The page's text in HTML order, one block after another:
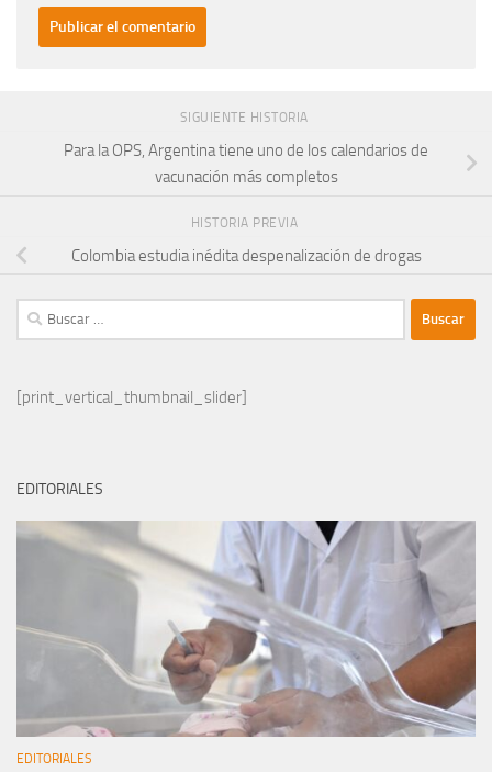
SIGUIENTE HISTORIA
Para la OPS, Argentina tiene uno de los calendarios de
vacunación más completos
HISTORIA PREVIA
Colombia estudia inédita despenalización de drogas
Buscar:
[print_vertical_thumbnail_slider]
EDITORIALES
EDITORIALES